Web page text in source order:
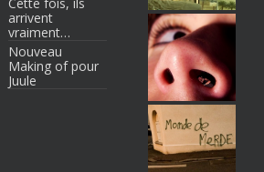
arrivent
vraiment…
Nouveau
Making of pour
Juule